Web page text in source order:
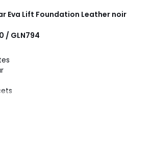
Eva Lift Foundation Leather noir
/ GLN794